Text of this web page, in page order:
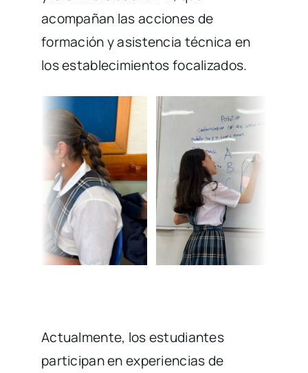
acompañan las acciones de
formación y asistencia técnica en
los establecimientos focalizados.
Actualmente, los estudiantes
participan en experiencias de